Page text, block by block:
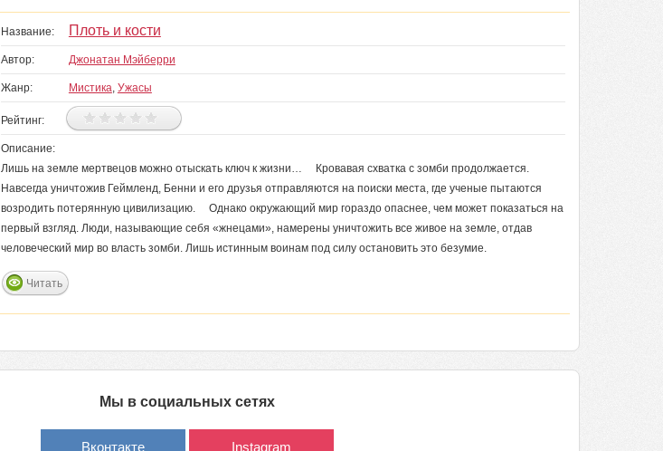
Название: Плоть и кости
Автор: Джонатан Мэйберри
Жанр: Мистика, Ужасы
Рейтинг:
Описание:
Лишь на земле мертвецов можно отыскать ключ к жизни… Кровавая схватка с зомби продолжается.
Навсегда уничтожив Геймленд, Бенни и его друзья отправляются на поиски места, где ученые пытаются
возродить потерянную цивилизацию. Однако окружающий мир гораздо опаснее, чем может показаться на
первый взгляд. Люди, называющие себя «жнецами», намерены уничтожить все живое на земле, отдав
человеческий мир во власть зомби. Лишь истинным воинам под силу остановить это безумие.
Читать
Мы в социальных сетях
Вконтакте Instagram